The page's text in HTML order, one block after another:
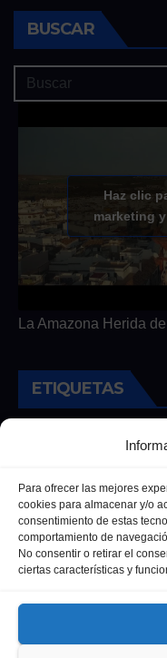
Para ofrecer las mejores
cookies para almacenar y/o
consentimiento de estas
comportamiento de
No consentir o retirar el
ciertas características y
BUSCAR
Haz clic
marketing
La Amazona Herida
ETIQUETAS
Andalucía